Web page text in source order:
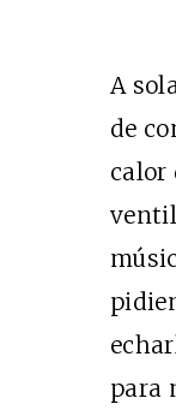
A
de
calor
para